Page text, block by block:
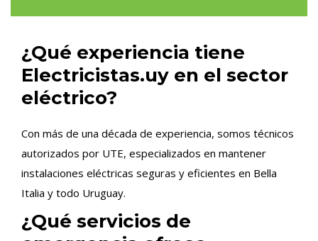
¿Qué experiencia tiene
Electricistas.uy en el sector
eléctrico?
Con más de una década de experiencia, somos técnicos
autorizados por UTE, especializados en mantener
instalaciones eléctricas seguras y eficientes en Bella
Italia y todo Uruguay.
¿Qué servicios de